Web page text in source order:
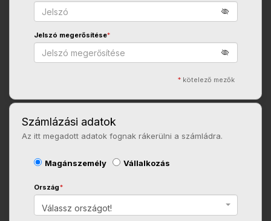
Jelszó megerősítése*
* kötelező mezők
Számlázási adatok
Az itt megadott adatok fognak rákerülni a számládra.
Magánszemély Vállalkozás
Ország*
Válassz országot!